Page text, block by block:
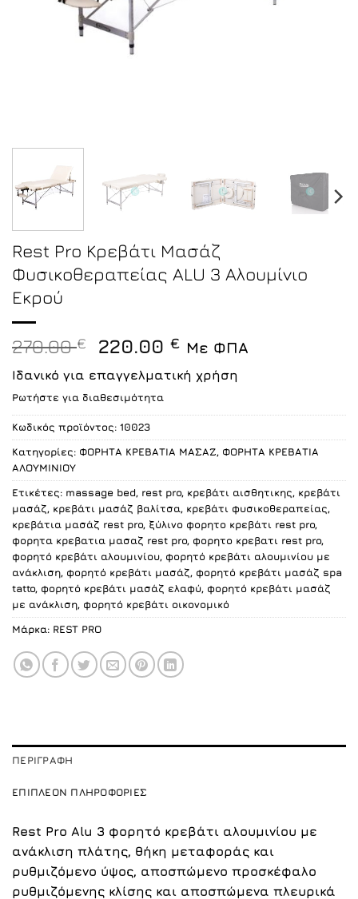
Rest Pro Κρεβάτι Μασάζ
Φυσικοθεραπείας ALU 3 Αλουμίνιο
Εκρού
270.00€
Original
price
was:
270.00 €.
220.00€Η
τρέχουσα
τιμή
220.00 €.
Με ΦΠΑ
Ιδανικό για επαγγελματική χρήση
Ρωτήστε για διαθεσιμότητα
Κωδικός προϊόντος: 10023
Κατηγορίες: ΦΟΡΗΤΑ ΚΡΕΒΑΤΙΑ ΜΑΣΑΖ, ΦΟΡΗΤΑ ΚΡΕΒΑΤΙΑ
ΑΛΟΥΜΙΝΙΟΥ
Ετικέτες: massage bed, rest pro, κρεβάτι αισθητικης, κρεβάτι
μασάζ, κρεβάτι μασάζ βαλίτσα, κρεβάτι φυσικοθεραπείας,
κρεβάτια μασάζ rest pro, ξύλινο φορητο κρεβάτι rest pro,
φορητα κρεβατια μασαζ rest pro, φορητο κρεβατι rest pro,
φορητό κρεβάτι αλουμινίου, φορητό κρεβάτι αλουμινίου με
ανάκλιση, φορητό κρεβάτι μασάζ, φορητό κρεβάτι μασάζ spa
tatto, φορητό κρεβάτι μασάζ ελαφύ, φορητό κρεβάτι μασάζ
με ανάκλιση, φορητό κρεβάτι οικονομικό
Μάρκα: REST PRO
ΠΕΡΙΓΡΑΦΉ
ΕΠΙΠΛΈΟΝ ΠΛΗΡΟΦΟΡΊΕΣ
Rest Pro Alu 3 φορητό κρεβάτι αλουμινίου με
ανάκλιση πλάτης, θήκη μεταφοράς και
ρυθμιζόμενο ύψος, αποσπώμενο προσκέφαλο
ρυθμιζόμενης κλίσης και αποσπώμενα πλευρικά